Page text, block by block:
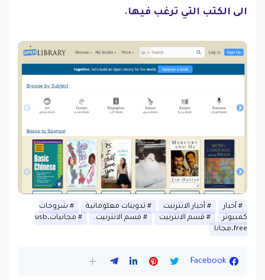
الى الكتب التي ترغب فيها.
أخبار أخبار الانترنيت تدوينات معلوماتية
شروحات
كمبيوتر
قسم الانترنيت قسم الانترنيت.
مجانيات،usb
free،مجانا
Facebook